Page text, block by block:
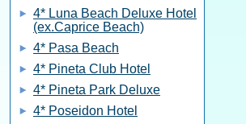
4* Luna Beach Deluxe Hotel
(ex.Caprice Beach)
4* Pasa Beach
4* Pineta Club Hotel
4* Pineta Park Deluxe
4* Poseidon Hotel